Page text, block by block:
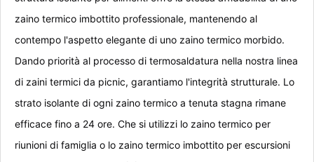
zaino termico imbottito professionale, mantenendo al
contempo l'aspetto elegante di uno zaino termico morbido.
Dando priorità al processo di termosaldatura nella nostra linea
di zaini termici da picnic, garantiamo l'integrità strutturale. Lo
strato isolante di ogni zaino termico a tenuta stagna rimane
efficace fino a 24 ore. Che si utilizzi lo zaino termico per
riunioni di famiglia o lo zaino termico imbottito per escursioni